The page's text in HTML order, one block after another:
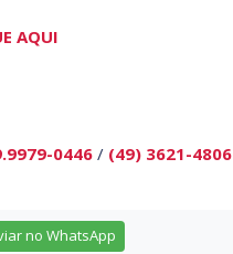
AQUI
0446 / (49) 3621-4806
no WhatsApp